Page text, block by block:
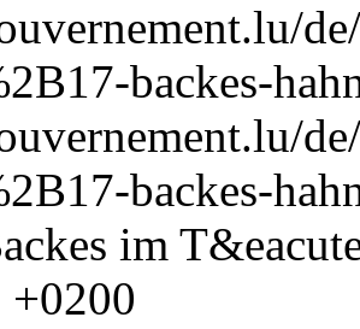
backes-
backes-
im